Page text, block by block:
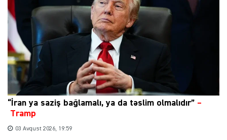
“İran ya saziş bağlamalı, ya da təslim olmalıdır” –
Tramp
03 Avqust 2026, 19:59